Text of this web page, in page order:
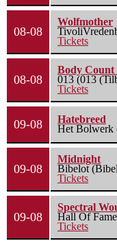
08-08
Wolfmother
Tickets
08-08
Body Count
013 (013
Tickets
09-08
Hatebreed
Het Bolwerk
09-08
Midnight
Bibelot
Tickets
09-08
Spectral
Hall Of
Tickets